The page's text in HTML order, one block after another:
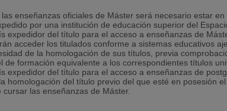
enseñanzas oficiales de Máster será necesario estar
por una institución de educación superior del
expedidor del título para el acceso a enseñanzas de
acceder los titulados conforme a sistemas educativos
de la homologación de sus títulos, previa
de formación equivalente a los correspondientes títulos
expedidor del título para el acceso a enseñanzas de
homologación del título previo del que esté en posesión
cursar las enseñanzas de Máster.